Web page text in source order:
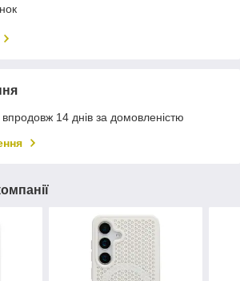
14 днів за домовленістю